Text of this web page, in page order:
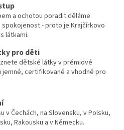
a ochotou poradit děláme
spokojenost - proto je Krajčírkovo
látkami.
pro děti
dětské látky v prémiové
certifikované a vhodné pro
v Čechách, na Slovensku, v Polsku,
Rakousku a v Německu.